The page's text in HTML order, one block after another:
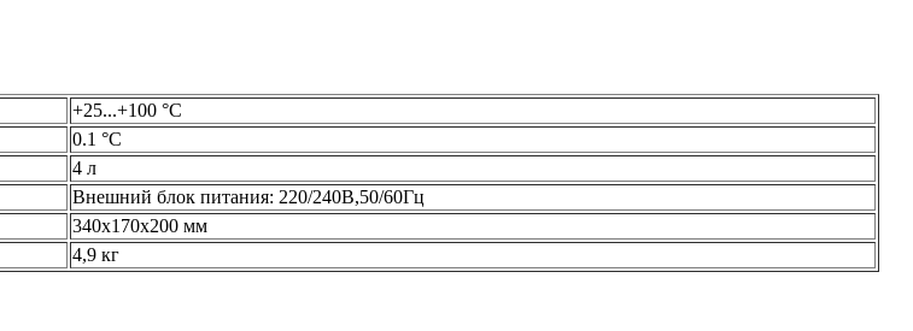
+25...+100 °С
0.1 °С
4 л
Внешний блок питания: 220/240В,50/60Гц
340x170x200 мм
4,9 кг